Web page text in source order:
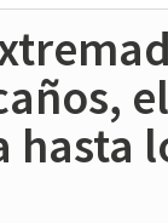
hasta